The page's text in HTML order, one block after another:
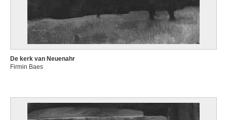
De kerk van Neuenahr
Firmin Baes